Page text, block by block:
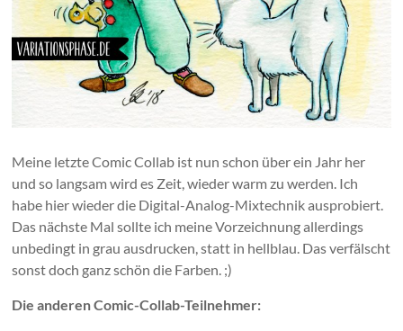
Meine letzte Comic Collab ist nun schon über ein Jahr her
und so langsam wird es Zeit, wieder warm zu werden. Ich
habe hier wieder die Digital-Analog-Mixtechnik ausprobiert.
Das nächste Mal sollte ich meine Vorzeichnung allerdings
unbedingt in grau ausdrucken, statt in hellblau. Das verfälscht
sonst doch ganz schön die Farben. ;)
Die anderen Comic-Collab-Teilnehmer: